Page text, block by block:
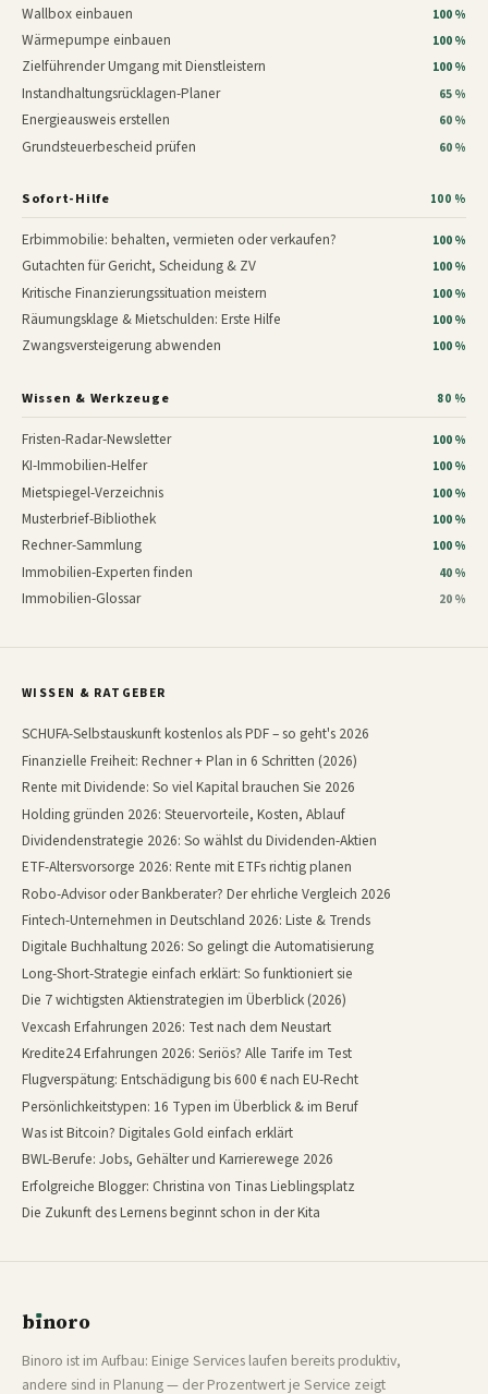
Wallbox einbauen 100 %
Wärmepumpe einbauen 100 %
Zielführender Umgang mit Dienstleistern 100 %
Instandhaltungsrücklagen-Planer 65 %
Energieausweis erstellen 60 %
Grundsteuerbescheid prüfen 60 %
Sofort-Hilfe 100 %
Erbimmobilie: behalten, vermieten oder verkaufen? 100 %
Gutachten für Gericht, Scheidung & ZV 100 %
Kritische Finanzierungssituation meistern 100 %
Räumungsklage & Mietschulden: Erste Hilfe 100 %
Zwangsversteigerung abwenden 100 %
Wissen & Werkzeuge 80 %
Fristen-Radar-Newsletter 100 %
KI-Immobilien-Helfer 100 %
Mietspiegel-Verzeichnis 100 %
Musterbrief-Bibliothek 100 %
Rechner-Sammlung 100 %
Immobilien-Experten finden 40 %
Immobilien-Glossar 20 %
WISSEN & RATGEBER
SCHUFA-Selbstauskunft kostenlos als PDF – so geht's 2026
Finanzielle Freiheit: Rechner + Plan in 6 Schritten (2026)
Rente mit Dividende: So viel Kapital brauchen Sie 2026
Holding gründen 2026: Steuervorteile, Kosten, Ablauf
Dividendenstrategie 2026: So wählst du Dividenden-Aktien
ETF-Altersvorsorge 2026: Rente mit ETFs richtig planen
Robo-Advisor oder Bankberater? Der ehrliche Vergleich 2026
Fintech-Unternehmen in Deutschland 2026: Liste & Trends
Digitale Buchhaltung 2026: So gelingt die Automatisierung
Long-Short-Strategie einfach erklärt: So funktioniert sie
Die 7 wichtigsten Aktienstrategien im Überblick (2026)
Vexcash Erfahrungen 2026: Test nach dem Neustart
Kredite24 Erfahrungen 2026: Seriös? Alle Tarife im Test
Flugverspätung: Entschädigung bis 600 € nach EU-Recht
Persönlichkeitstypen: 16 Typen im Überblick & im Beruf
Was ist Bitcoin? Digitales Gold einfach erklärt
BWL-Berufe: Jobs, Gehälter und Karrierewege 2026
Erfolgreiche Blogger: Christina von Tinas Lieblingsplatz
Die Zukunft des Lernens beginnt schon in der Kita
bınoro
Binoro ist im Aufbau: Einige Services laufen bereits produktiv,
andere sind in Planung — der Prozentwert je Service zeigt